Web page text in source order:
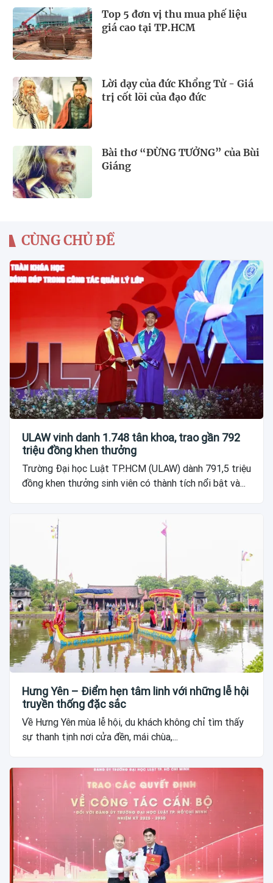
Top 5 đơn vị thu mua phế liệu
giá cao tại TP.HCM
Lời dạy của đức Khổng Tử - Giá
trị cốt lõi của đạo đức
Bài thơ “ĐỪNG TƯỞNG” của Bùi
Giáng
CÙNG CHỦ ĐỀ
ULAW vinh danh 1.748 tân khoa, trao gần 792
triệu đồng khen thưởng
Trường Đại học Luật TP.HCM (ULAW) dành 791,5 triệu
đồng khen thưởng sinh viên có thành tích nổi bật và...
Hưng Yên – Điểm hẹn tâm linh với những lễ hội
truyền thống đặc sắc
Về Hưng Yên mùa lễ hội, du khách không chỉ tìm thấy
sự thanh tịnh nơi cửa đền, mái chùa,...